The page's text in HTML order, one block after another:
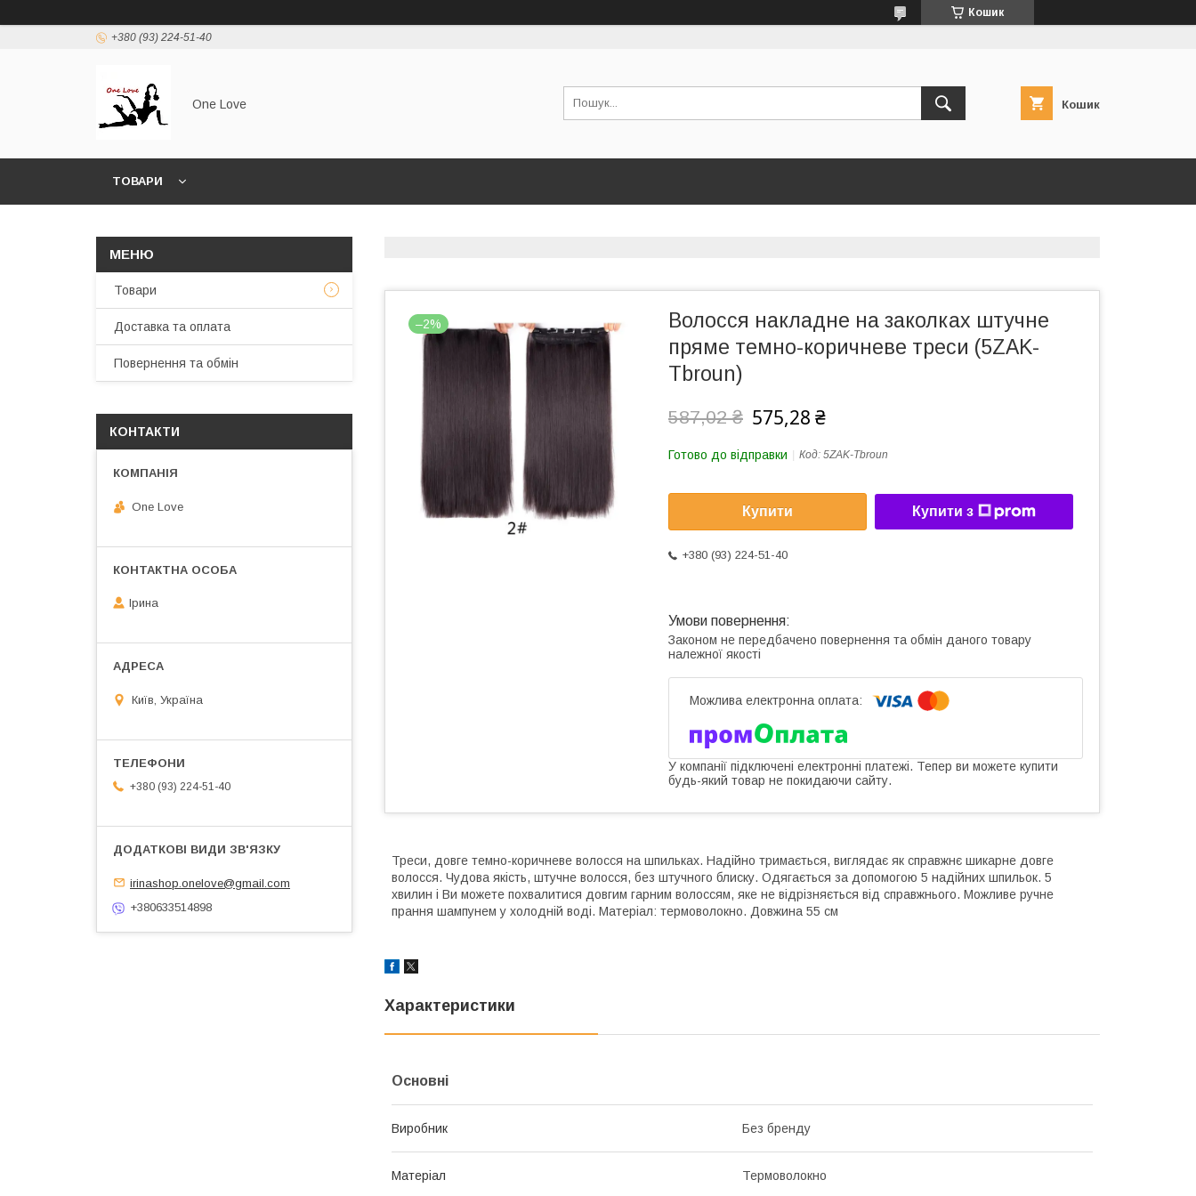
Кошик
+380 (93) 224-51-40
One Love Кошик
ТОВАРИ
–2%
Волосся накладне на заколках штучне
пряме темно-коричневе треси (5ZAK-
Tbroun)
587,02 ₴ 575,28 ₴
Готово до відправки Код: 5ZAK-Tbroun
Купити Купити з
+380 (93) 224-51-40
Законом не передбачено повернення та обмін даного товару
належної якості
У компанії підключені електронні платежі. Тепер ви можете купити
будь-який товар не покидаючи сайту.
Треси, довге темно-коричневе волосся на шпильках. Надійно тримається, виглядає як справжнє шикарне довге
волосся. Чудова якість, штучне волосся, без штучного блиску. Одягається за допомогою 5 надійних шпильок. 5
хвилин і Ви можете похвалитися довгим гарним волоссям, яке не відрізняється від справжнього. Можливе ручне
прання шампунем у холодній воді. Матеріал: термоволокно. Довжина 55 см
Характеристики
Основні
Виробник Без бренду
Матеріал Термоволокно
Товари
Доставка та оплата
Повернення та обмін
КОНТАКТИ
One Love
Ірина
Київ, Україна
+380 (93) 224-51-40
irinashop.onelove@gmail.com
+380633514898